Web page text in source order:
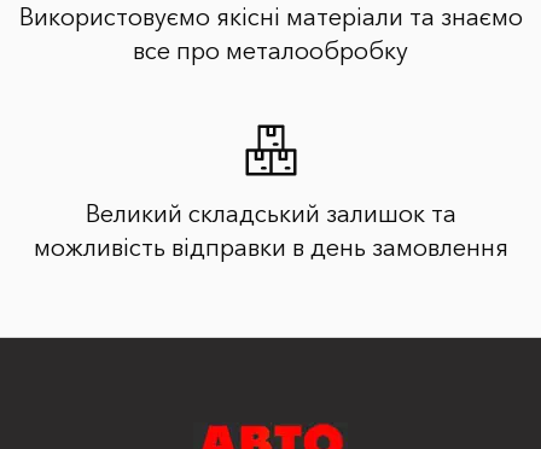
Використовуємо якісні матеріали та знаємо
все про металообробку
Великий складський залишок та
можливість відправки в день замовлення